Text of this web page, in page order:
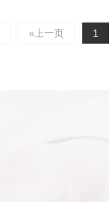
«上一页 1